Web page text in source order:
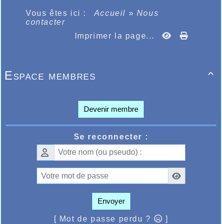
Vous êtes ici : Accueil » Nous
contacter
Imprimer la page...

Espace membres
Devenir membre
Se reconnecter :
Envoyer
[ Mot de passe perdu ? ]